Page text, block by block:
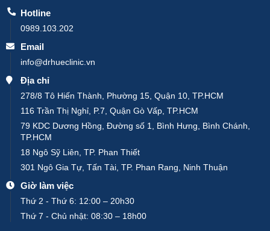
Hotline
0989.103.202
Email
info@drhueclinic.vn
Địa chỉ
278/8 Tô Hiến Thành, Phường 15, Quận 10, TP.HCM
116 Trần Thị Nghỉ, P.7, Quận Gò Vấp, TP.HCM
79 KDC Dương Hồng, Đường số 1, Bình Hưng, Bình Chánh,
TP.HCM
18 Ngô Sỹ Liên, TP. Phan Thiết
301 Ngô Gia Tự, Tấn Tài, TP. Phan Rang, Ninh Thuận
Giờ làm việc
Thứ 2 - Thứ 6: 12:00 – 20h30
Thứ 7 - Chủ nhật: 08:30 – 18h00